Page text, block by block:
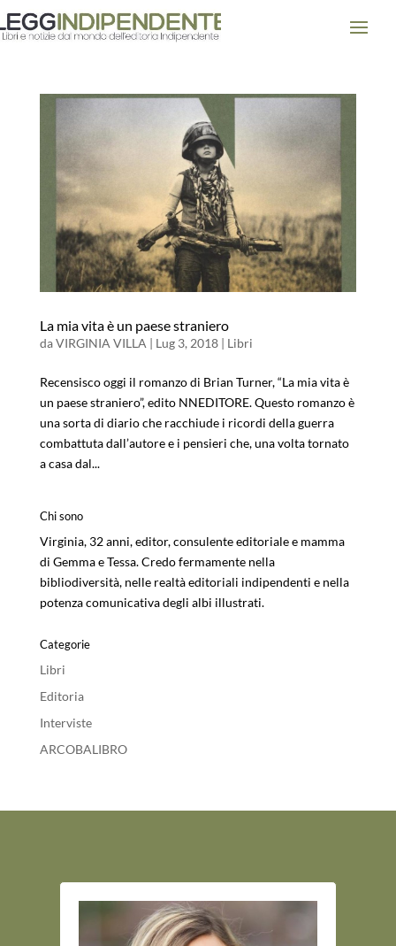
La mia vita è un paese straniero
daVIRGINIA VILLA | Lug 3, 2018| Libri
Recensisco oggi il romanzo di Brian Turner, “La mia vita è
un paese straniero”, edito NNEDITORE. Questo romanzo è
una sorta di diario che racchiude i ricordi della guerra
combattuta dall’autore e i pensieri che, una volta tornato
a casa dal...
Chi sono
Virginia, 32 anni, editor, consulente editoriale e mamma
di Gemma e Tessa. Credo fermamente nella
bibliodiversità, nelle realtà editoriali indipendenti e nella
potenza comunicativa degli albi illustrati.
Categorie
Libri
Editoria
Interviste
ARCOBALIBRO